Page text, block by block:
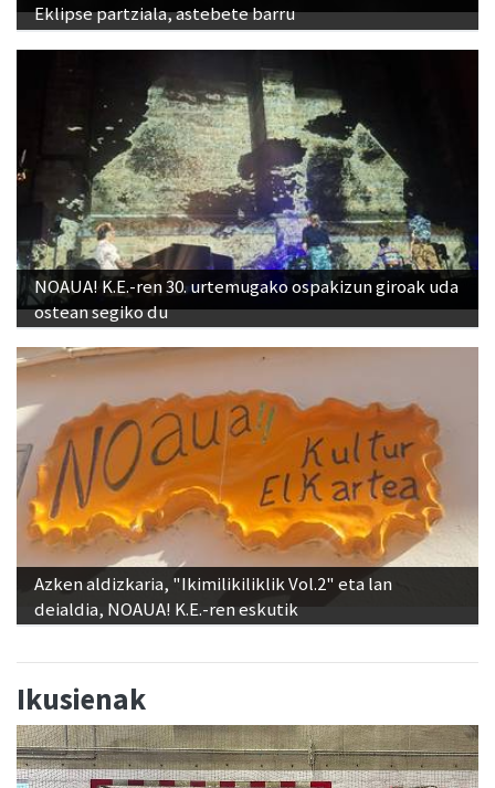
Eklipse partziala, astebete barru
NOAUA! K.E.-ren 30. urtemugako ospakizun giroak uda
ostean segiko du
Azken aldizkaria, "Ikimilikiliklik Vol.2" eta lan
deialdia, NOAUA! K.E.-ren eskutik
Ikusienak